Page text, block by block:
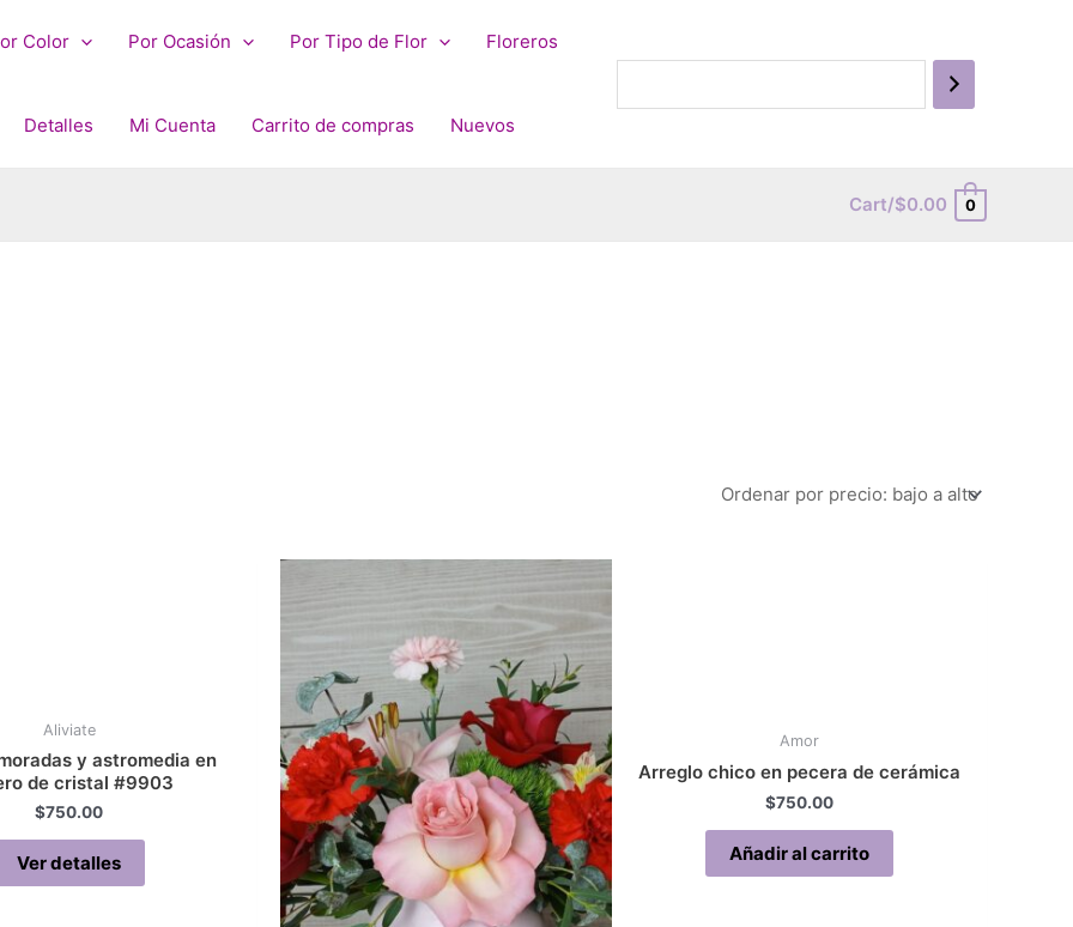
Color Por Ocasión Por Tipo de Flor Floreros
Detalles Mi Cuenta Carrito de compras Nuevos
Cart/$0.00 0
Aliviate
y astromedia en
de cristal #9903
$750.00
Ver detalles
Amor
Arreglo chico en pecera de cerámica
$750.00
Añadir al carrito